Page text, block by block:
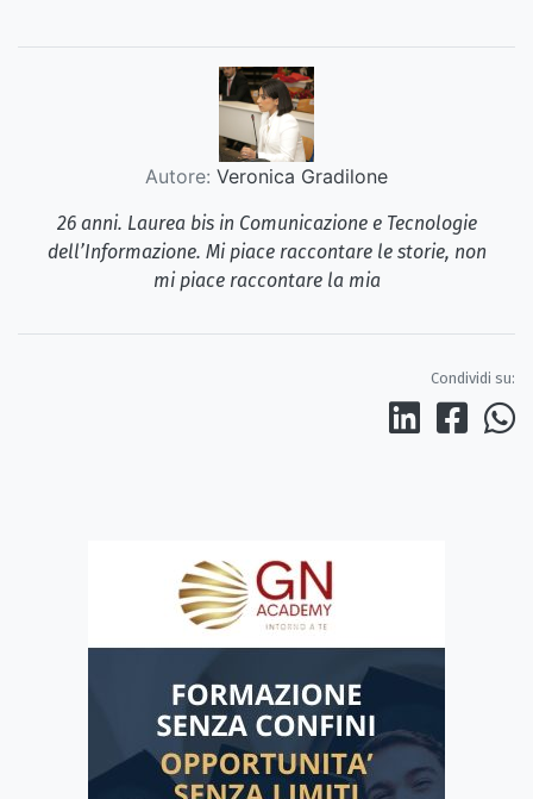
Autore: Veronica Gradilone
26 anni. Laurea bis in Comunicazione e Tecnologie
dell’Informazione. Mi piace raccontare le storie, non
mi piace raccontare la mia
Condividi su: